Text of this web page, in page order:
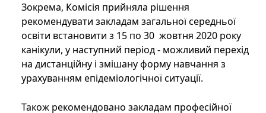
Зокрема, Комісія прийняла рішення
рекомендувати закладам загальної середньої
освіти встановити з 15 по 30 жовтня 2020 року
канікули, у наступний період - можливий перехід
на дистанційну і змішану форму навчання з
урахуванням епідеміологічної ситуації.
Також рекомендовано закладам професійної